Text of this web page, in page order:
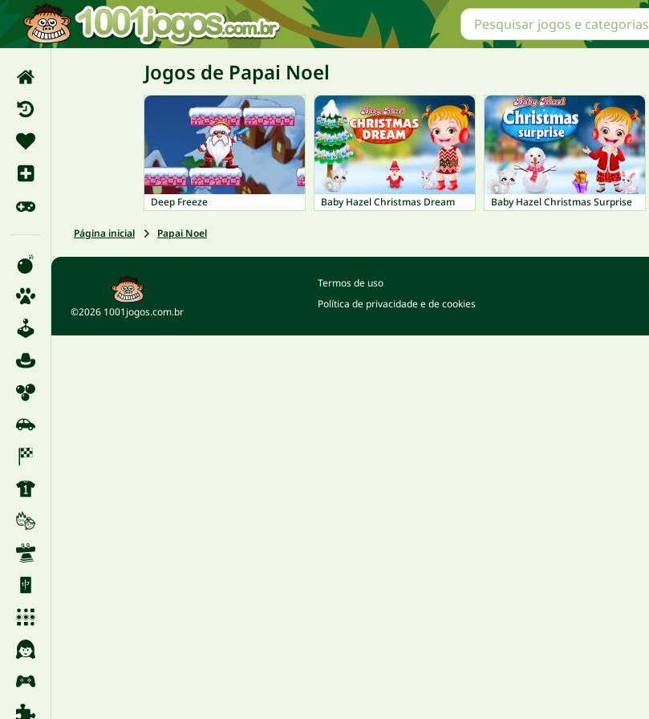
Jogos de Papai Noel
Deep Freeze Baby Hazel Christmas Dream Baby Hazel Christmas Surprise
Página inicial Papai Noel
©2026 1001jogos.com.br
Termos de uso
Política de privacidade e de cookies